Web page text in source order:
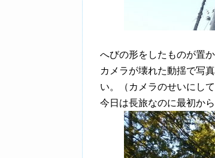
へびの形をしたものが置
カメラが壊れた動揺で写
い。（カメラのせいにして
今日は長旅なのに最初から